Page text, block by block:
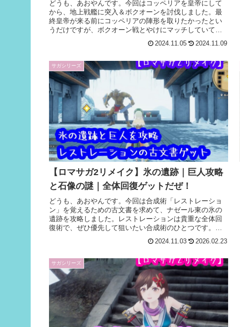
どうも、あおやんです。今回はコッペリアを皇帝にして
から、地上戦艦に突入＆ボクオーンを討伐しました。最
終皇帝が来る前にコッペリアの陣形を取りたかったとい
うだけですが、ボクオーン戦とやけにマッチしていてシ
ナジーを感じました。コッペリア皇帝VSボ...
2024.11.05 2024.11.09
サガシリーズ
【ロマサガ2リメイク】氷の遺跡｜巨人攻略
と石像の謎｜全体回復ゲットだぜ！
どうも、あおやんです。今回は合成術「レストレーショ
ン」を覚えるための古文書を求めて、ナゼール東の氷の
遺跡を攻略しました。レストレーションは貴重な全体回
復術で、ぜひ優先して狙いたい合成術のひとつです。難
2024.11.03 2026.02.23
サガシリーズ